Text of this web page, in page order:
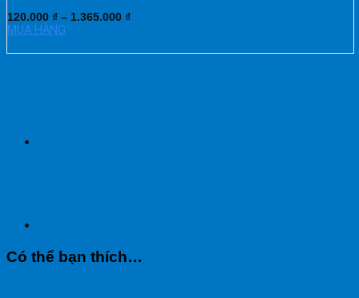
120.000 ₫ – 1.365.000 ₫
MUA HÀNG
Có thể bạn thích…